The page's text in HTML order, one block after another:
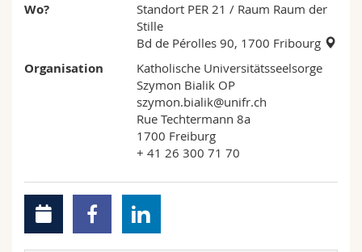
Vorlesungsverzeichnis
MyUnifr
Wo? Standort PER 21 / Raum Raum der
Stille
Bd de Pérolles 90, 1700 Fribourg
Organisation
Katholische Universitätsseelsorge
Szymon Bialik OP
szymon.bialik@unifr.ch
Rue Techtermann 8a
1700 Freiburg
+ 41 26 300 71 70